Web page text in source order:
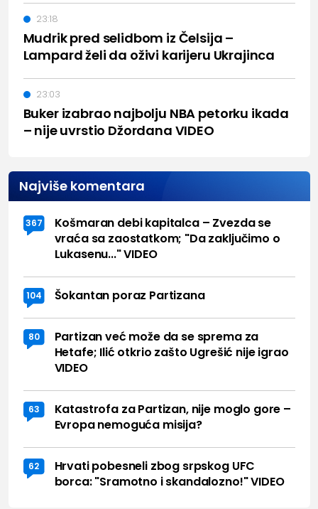
Mudrik pred selidbom iz Čelsija –
Lampard želi da oživi karijeru Ukrajinca
23:18
Buker izabrao najbolju NBA petorku ikada
– nije uvrstio Džordana VIDEO
23:03
Najviše komentara
367
Košmaran debi kapitalca – Zvezda se
vraća sa zaostatkom; "Da zaključimo o
Lukasenu..." VIDEO
104 Šokantan poraz Partizana
80
Partizan već može da se sprema za
Hetafe; Ilić otkrio zašto Ugrešić nije igrao
VIDEO
63
Katastrofa za Partizan, nije moglo gore –
Evropa nemoguća misija?
62
Hrvati pobesneli zbog srpskog UFC
borca: "Sramotno i skandalozno!" VIDEO